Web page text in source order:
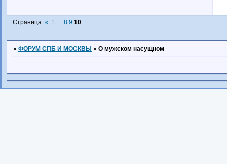
Страница: « 1 … 8 9 10
» ФОРУМ СПБ И МОСКВЫ » О мужском насущном